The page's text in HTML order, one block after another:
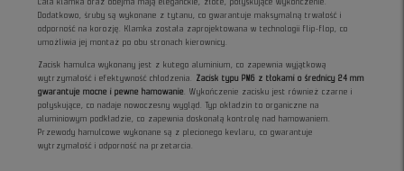
Dodatkowo, śruby są wykonane z tytanu, co gwarantuje maksymalną trwałość i
odporność na korozję. Klamka została zaprojektowana w technologii flip-flop, co
umożliwia jej montaż po obu stronach kierownicy.
Zacisk hamulca wykonany jest z kutego aluminium, co zapewnia wyjątkową
wytrzymałość i efektywność chłodzenia. Zacisk typu PM6 z tłokami o średnicy 24 mm
gwarantuje mocne i pewne hamowanie
. Wykończenie zacisku jest również czarne i
połyskujące, co nadaje nowoczesny wygląd. Typ okładzin to organiczne na
aluminiowym podkładzie, co zapewnia doskonałą kontrolę nad hamowaniem.
Przewody hamulcowe wykonane są z plecionego kevlaru, co gwarantuje
wytrzymałość i odporność na przetarcia.